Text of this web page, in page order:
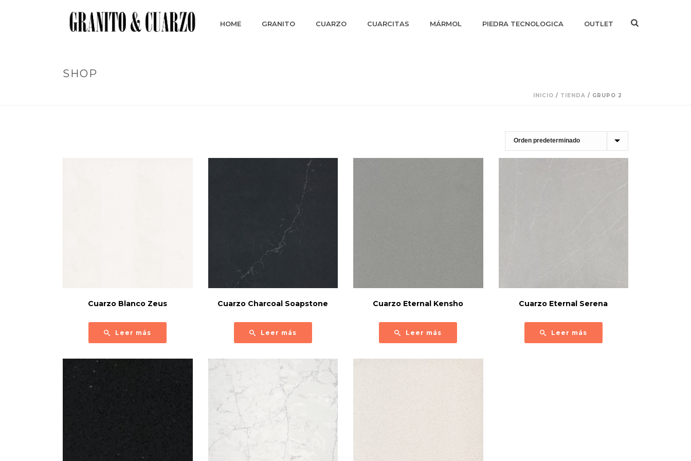
HOME GRANITO CUARZO CUARCITAS MÁRMOL PIEDRA TECNOLOGICA OUTLET
SHOP
INICIO / TIENDA / GRUPO 2
Cuarzo Blanco Zeus
Leer más
Cuarzo Charcoal Soapstone
Leer más
Cuarzo Eternal Kensho
Leer más
Cuarzo Eternal Serena
Leer más